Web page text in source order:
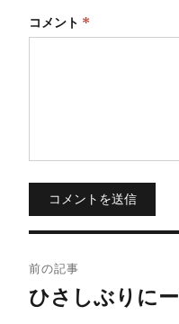
コメント *
コメントを送信
稿
前の記事
ひさしぶりにー